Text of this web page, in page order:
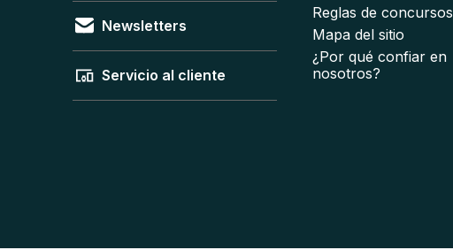
Newsletters
Servicio al cliente
Reglas de concursos
Mapa del sitio
¿Por qué confiar en
nosotros?